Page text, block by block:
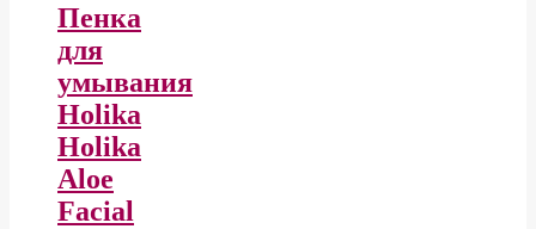
Пенка
для
умывания
Holika
Holika
Aloe
Facial